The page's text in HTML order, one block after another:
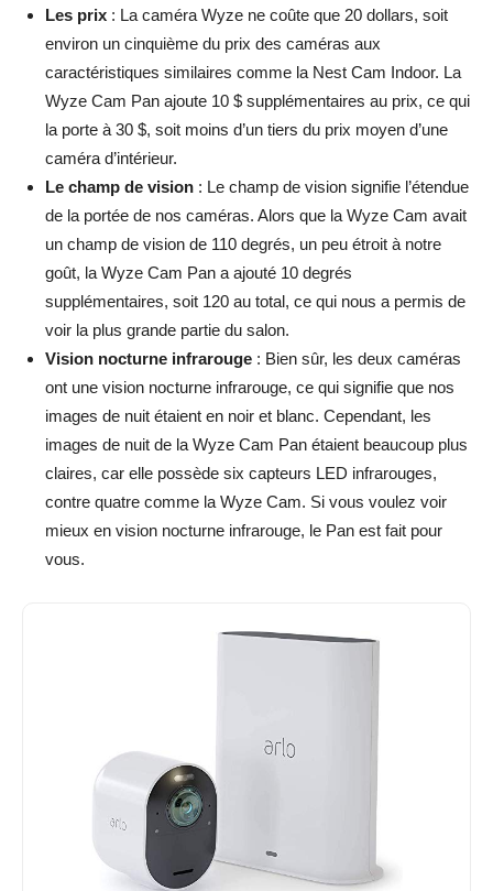
Les prix : La caméra Wyze ne coûte que 20 dollars, soit
environ un cinquième du prix des caméras aux
caractéristiques similaires comme la Nest Cam Indoor. La
Wyze Cam Pan ajoute 10 $ supplémentaires au prix, ce qui
la porte à 30 $, soit moins d’un tiers du prix moyen d’une
caméra d’intérieur.
Le champ de vision : Le champ de vision signifie l’étendue
de la portée de nos caméras. Alors que la Wyze Cam avait
un champ de vision de 110 degrés, un peu étroit à notre
goût, la Wyze Cam Pan a ajouté 10 degrés
supplémentaires, soit 120 au total, ce qui nous a permis de
voir la plus grande partie du salon.
Vision nocturne infrarouge : Bien sûr, les deux caméras
ont une vision nocturne infrarouge, ce qui signifie que nos
images de nuit étaient en noir et blanc. Cependant, les
images de nuit de la Wyze Cam Pan étaient beaucoup plus
claires, car elle possède six capteurs LED infrarouges,
contre quatre comme la Wyze Cam. Si vous voulez voir
mieux en vision nocturne infrarouge, le Pan est fait pour
vous.